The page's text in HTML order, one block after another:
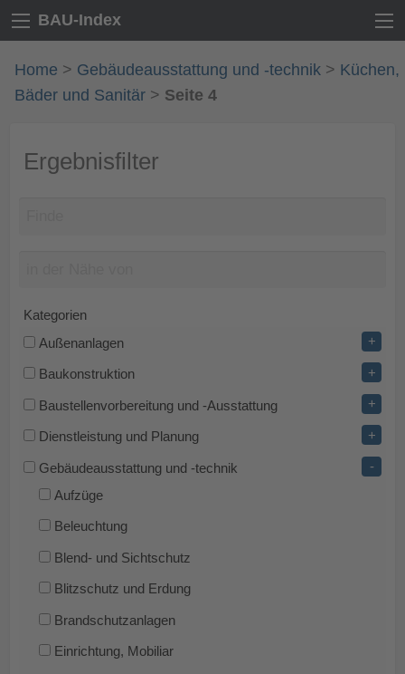
BAU-Index
Home > Gebäudeausstattung und -technik> Küchen,
Bäder und Sanitär> Seite 4
Ergebnisfilter
Kategorien
Außenanlagen
+
Baukonstruktion +
Baustellenvorbereitung und -Ausstattung +
Dienstleistung und Planung +
Gebäudeausstattung und -technik -
Aufzüge
Beleuchtung
Blend- und Sichtschutz
Blitzschutz und Erdung
Brandschutzanlagen
Einrichtung, Mobiliar